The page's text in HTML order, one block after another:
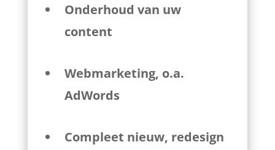
Onderhoud van uw
content
Webmarketing, o.a.
AdWords
Compleet nieuw, redesign